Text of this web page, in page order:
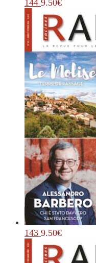
144 9.50€
143 9.50€